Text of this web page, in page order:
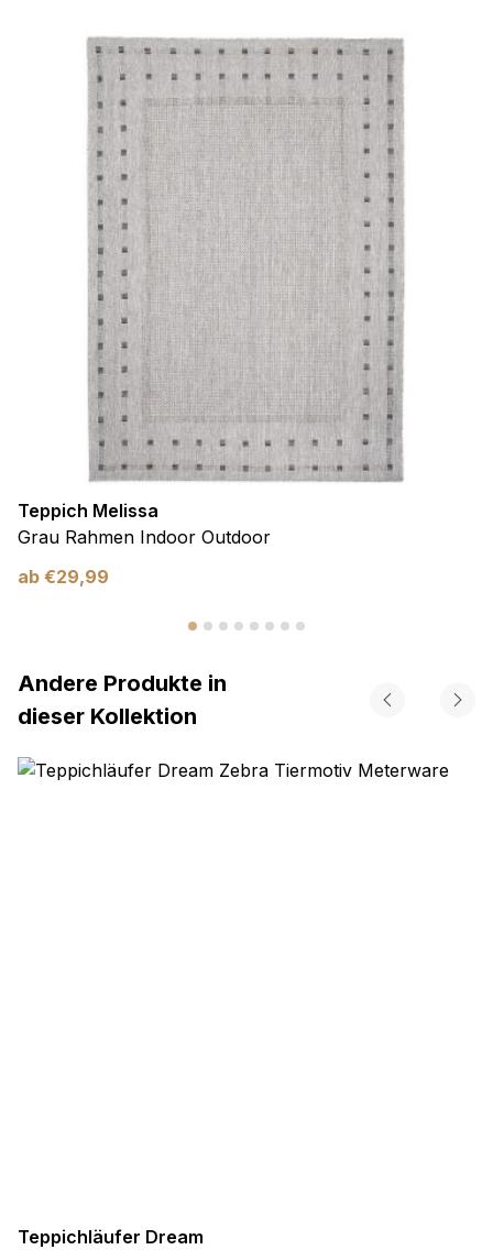
Teppich Melissa
Grau Rahmen Indoor Outdoor
ab €29,99
Andere Produkte in
dieser Kollektion
Teppichläufer Dream